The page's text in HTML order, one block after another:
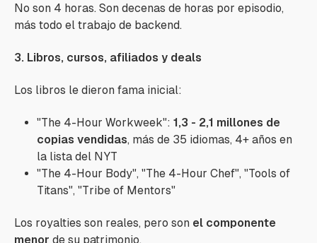
No son 4 horas. Son decenas de horas por episodio,
más todo el trabajo de backend.
3. Libros, cursos, afiliados y deals
Los libros le dieron fama inicial:
"The 4-Hour Workweek": 1,3 - 2,1 millones de
copias vendidas, más de 35 idiomas, 4+ años en
la lista del NYT
"The 4-Hour Body", "The 4-Hour Chef", "Tools of
Titans", "Tribe of Mentors"
Los royalties son reales, pero son el componente
menor de su patrimonio.